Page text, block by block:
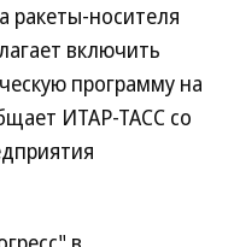
ракеты-носителя
включить
программу на
ИТАР-ТАСС со